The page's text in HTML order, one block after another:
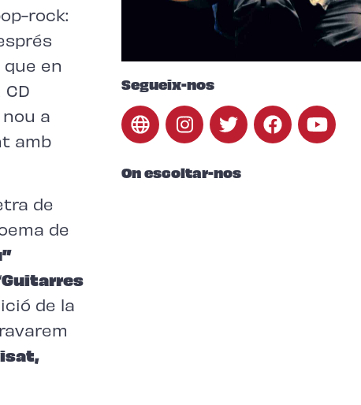
Segueix-nos
On escoltar-nos
rock:
en
nou a
amb
de
de
Guitarres
de la